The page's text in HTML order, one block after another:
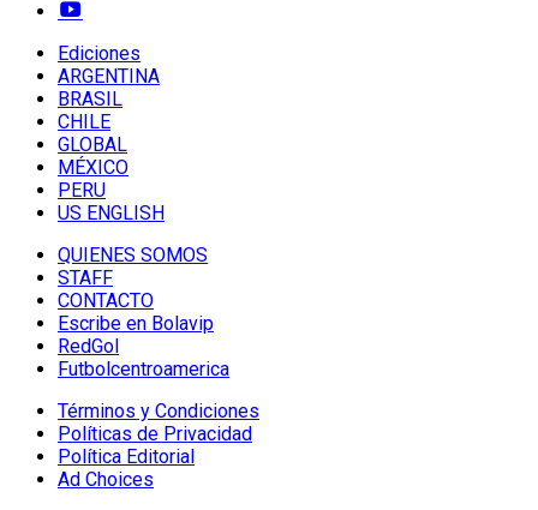
Ediciones
ARGENTINA
BRASIL
CHILE
GLOBAL
MÉXICO
PERU
US ENGLISH
QUIENES SOMOS
STAFF
CONTACTO
Escribe en Bolavip
RedGol
Futbolcentroamerica
Términos y Condiciones
Políticas de Privacidad
Política Editorial
Ad Choices